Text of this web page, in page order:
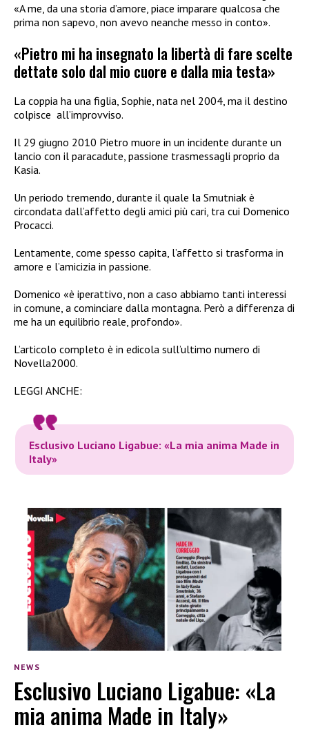
«A me, da una storia d’amore, piace imparare qualcosa che
prima non sapevo, non avevo neanche messo in conto».
«Pietro mi ha insegnato la libertà di fare scelte
dettate solo dal mio cuore e dalla mia testa»
La coppia ha una figlia, Sophie, nata nel 2004, ma il destino
colpisce all’improvviso.
Il 29 giugno 2010 Pietro muore in un incidente durante un
lancio con il paracadute, passione trasmessagli proprio da
Kasia.
Un periodo tremendo, durante il quale la Smutniak è
circondata dall’affetto degli amici più cari, tra cui Domenico
Procacci.
Lentamente, come spesso capita, l’affetto si trasforma in
amore e l’amicizia in passione.
Domenico «è iperattivo, non a caso abbiamo tanti interessi
in comune, a cominciare dalla montagna. Però a differenza di
me ha un equilibrio reale, profondo».
L’articolo completo è in edicola sull’ultimo numero di
Novella2000.
LEGGI ANCHE:
Esclusivo Luciano Ligabue: «La mia anima Made in
Italy»
NEWS
Esclusivo Luciano Ligabue: «La
mia anima Made in Italy»